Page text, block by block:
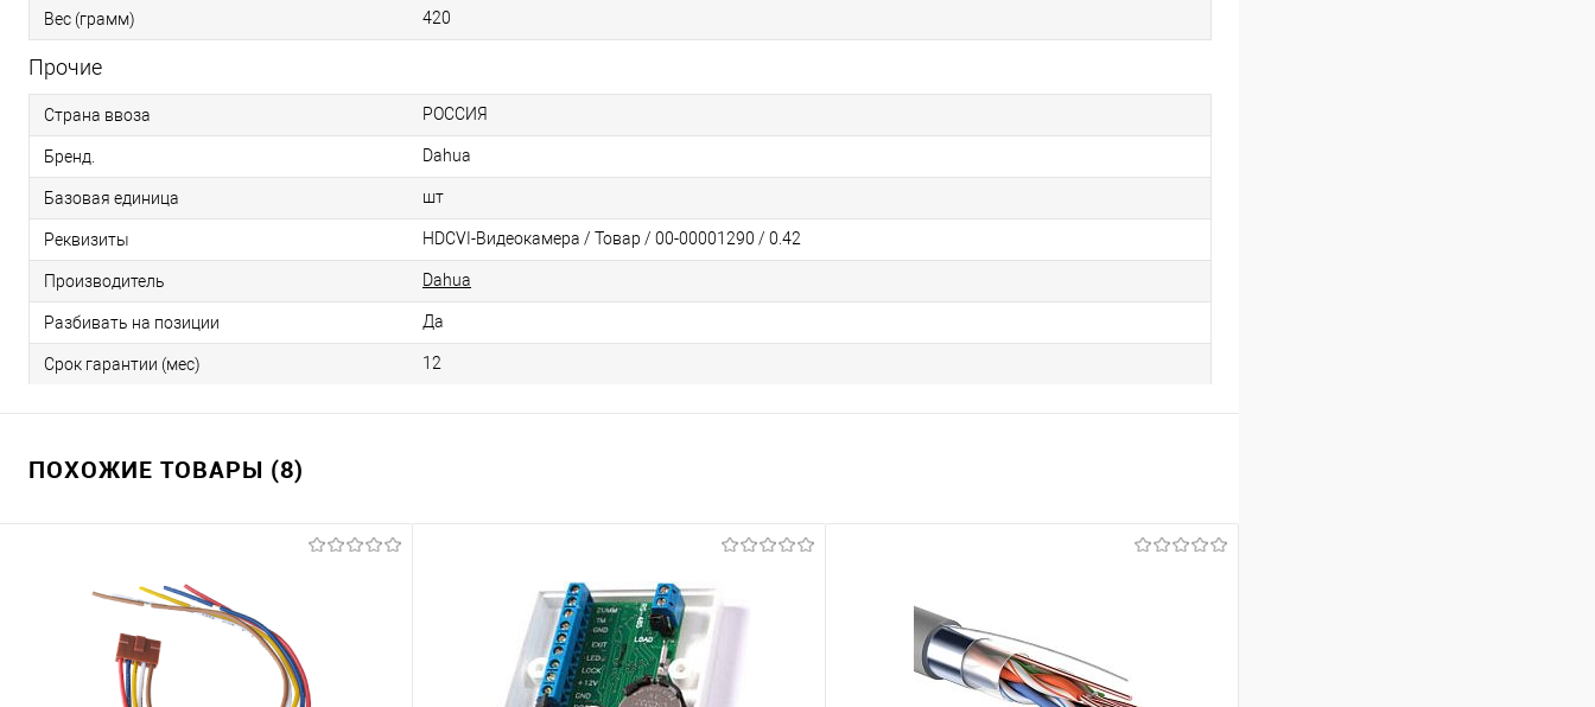
Вес (грамм) 420
Прочие
Страна ввоза РОССИЯ
Бренд. Dahua
Базовая единица шт
Реквизиты HDCVI-Видеокамера / Товар / 00-00001290 / 0.42
Производитель Dahua
Разбивать на позиции Да
Срок гарантии (мес) 12
ПОХОЖИЕ ТОВАРЫ (8)